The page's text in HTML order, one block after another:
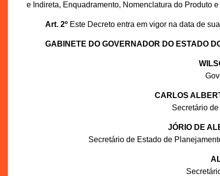
e Indireta, Enquadramento, Nomenclatura do Produto
Art. 2ºEste Decreto entra em vigor na data de
GABINETE DO GOVERNADOR DO ESTADO
CARLOS
Secretário
JÓRIO DE
Secretário de Estado de